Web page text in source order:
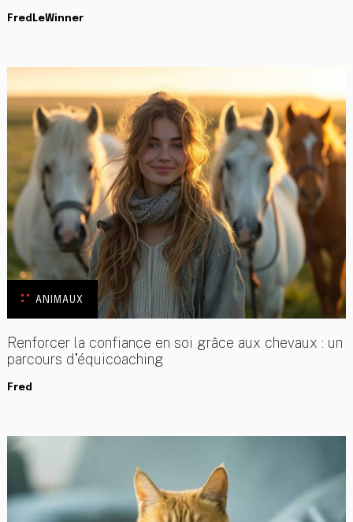
FredLeWinner
ANIMAUX
Renforcer la confiance en soi grâce aux chevaux : un
parcours d’équicoaching
Fred